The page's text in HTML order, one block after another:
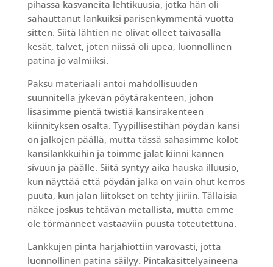
pihassa kasvaneita lehtikuusia, jotka hän oli
sahauttanut lankuiksi parisenkymmentä vuotta
sitten. Siitä lähtien ne olivat olleet taivasalla
kesät, talvet, joten niissä oli upea, luonnollinen
patina jo valmiiksi.
Paksu materiaali antoi mahdollisuuden
suunnitella jykevän pöytärakenteen, johon
lisäsimme pientä twistiä kansirakenteen
kiinnityksen osalta. Tyypillisestihän pöydän kansi
on jalkojen päällä, mutta tässä sahasimme kolot
kansilankkuihin ja toimme jalat kiinni kannen
sivuun ja päälle. Siitä syntyy aika hauska illuusio,
kun näyttää että pöydän jalka on vain ohut kerros
puuta, kun jalan liitokset on tehty jiiriin. Tällaisia
näkee joskus tehtävän metallista, mutta emme
ole törmänneet vastaaviin puusta toteutettuna.
Lankkujen pinta harjahiottiin varovasti, jotta
luonnollinen patina säilyy. Pintakäsittelyaineena